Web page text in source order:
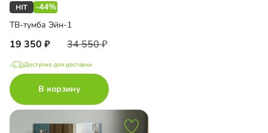
-44%
ТВ-тумба Эйн-1
19 350 34 550
Доступно для доставки
В корзину